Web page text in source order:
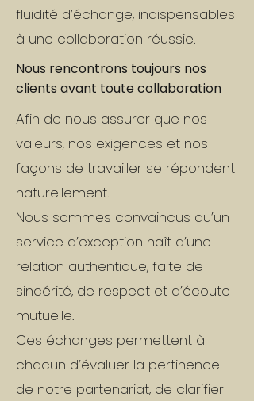
fluidité d’échange, indispensables
à une collaboration réussie.
Nous rencontrons toujours nos
clients avant toute collaboration
Afin de nous assurer que nos
valeurs, nos exigences et nos
façons de travailler se répondent
naturellement.
Nous sommes convaincus qu’un
service d’exception naît d’une
relation authentique, faite de
sincérité, de respect et d’écoute
mutuelle.​
Ces échanges permettent à
chacun d’évaluer la pertinence
de notre partenariat, de clarifier